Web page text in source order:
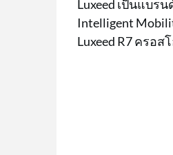
Luxeed เป็นแบร
Intelligent
Luxeed R7 ครอ